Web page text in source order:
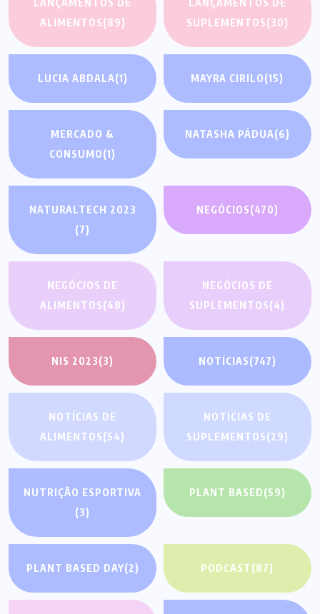
ALIMENTOS(89)
SUPLEMENTOS(30)
LUCIA ABDALA(1) MAYRA CIRILO(15)
MERCADO &
CONSUMO(1)
NATASHA PÁDUA(6)
NATURALTECH 2023
(7)
NEGÓCIOS(470)
NEGÓCIOS DE
ALIMENTOS(48)
NEGÓCIOS DE
SUPLEMENTOS(4)
NIS 2023(3) NOTÍCIAS(747)
NOTÍCIAS DE
ALIMENTOS(54)
NOTÍCIAS DE
SUPLEMENTOS(29)
NUTRIÇÃO ESPORTIVA
(3)
PLANT BASED(59)
PLANT BASED DAY(2) PODCAST(87)